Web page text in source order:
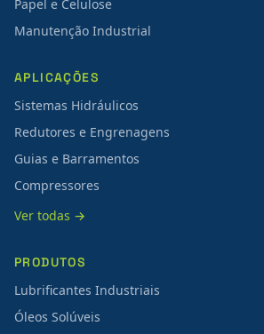
Papel e Celulose
Manutenção Industrial
APLICAÇÕES
Sistemas Hidráulicos
Redutores e Engrenagens
Guias e Barramentos
Compressores
Ver todas →
PRODUTOS
Lubrificantes Industriais
Óleos Solúveis